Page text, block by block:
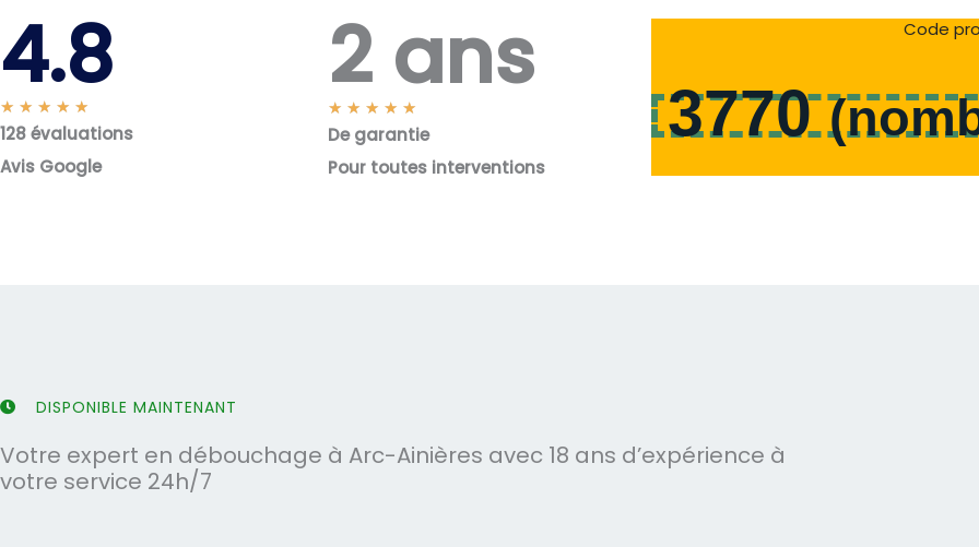
4.8
★ ★ ★ ★ ★
o
t
128 évaluations
Avis Google
2 ans
★ ★ ★ ★ ★
o
De garantie
Pour toutes interventions
Code
3770(
DISPONIBLE MAINTENANT
Votre expert en débouchage à Arc-Ainières avec 18 ans d’expérience à
votre service 24h/7